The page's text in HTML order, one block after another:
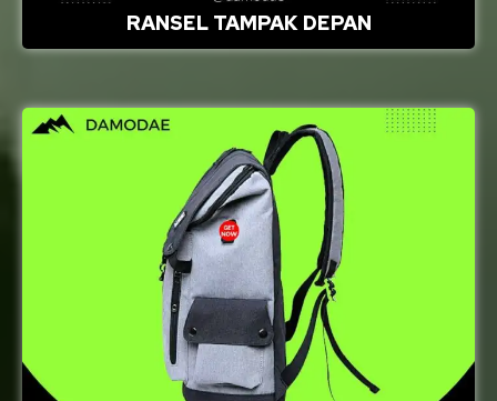
RANSEL TAMPAK DEPAN